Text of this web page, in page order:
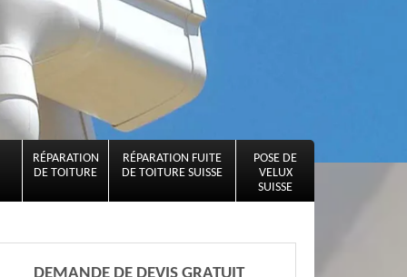
RÉPARATION
DE TOITURE
RÉPARATION FUITE
DE TOITURE SUISSE
POSE DE
VELUX
SUISSE